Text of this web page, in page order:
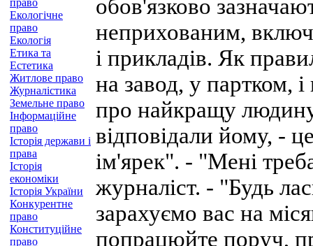
право
Екологічне
право
Екологія
Етика та
Естетика
Житлове право
Журналістика
Земельне право
Інформаційне
право
Історія держави і
права
Історія
економіки
Історія України
Конкурентне
право
Конституційне
право
обов'язково
неприхованим,
і прикладів. Як
на завод, у партком,
про найкращу
відповідали йому, -
ім'ярек". - "Мені
журналіст. - "Будь
зарахуємо вас на
попрацюйте поруч,